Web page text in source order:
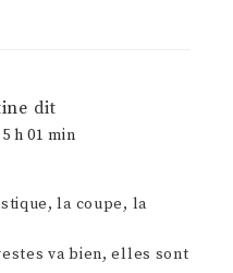
dit
h 01 min
la coupe, la
va bien, elles sont